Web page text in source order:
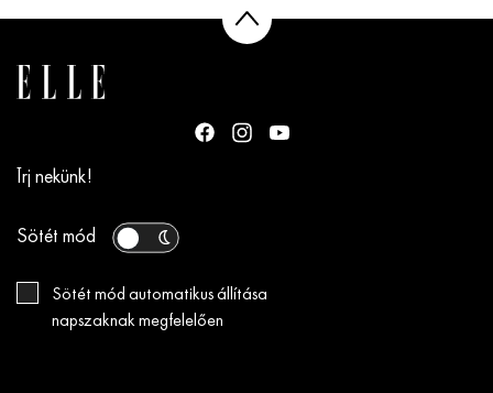
Írj nekünk!
Sötét mód
Sötét mód automatikus állítása
napszaknak megfelelően